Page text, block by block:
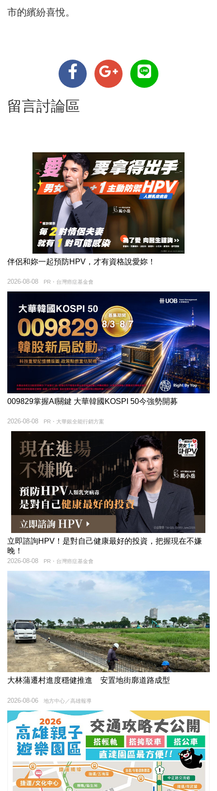
市的繽紛喜悅。
留言討論區
伴侶和妳一起預防HPV，才有資格說愛妳！
PR・台灣癌症基金會
2026-08-08
009829掌握AI關鍵 大華韓國KOSPI 50今強勢開募
PR・大華銀全能行銷方案
2026-08-08
立即諮詢HPV！是對自己健康最好的投資，把握現在不嫌
晚！
PR・台灣癌症基金會
2026-08-08
大林蒲遷村進度穩健推進 安置地街廓道路成型
地方中心／高雄報導
2026-08-06